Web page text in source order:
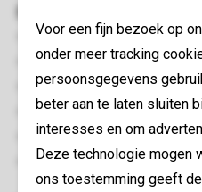
Voor een fijn bezoek op
onder meer tracking
persoonsgegevens
beter aan te laten sluiten
interesses en om
Deze technologie mogen
ons toestemming geeft
Big Green Egg
Buitenkeuken
Luxe bubbelbad (buiten)
Terras
Terrasmeubilair
Maximaal twee auto's